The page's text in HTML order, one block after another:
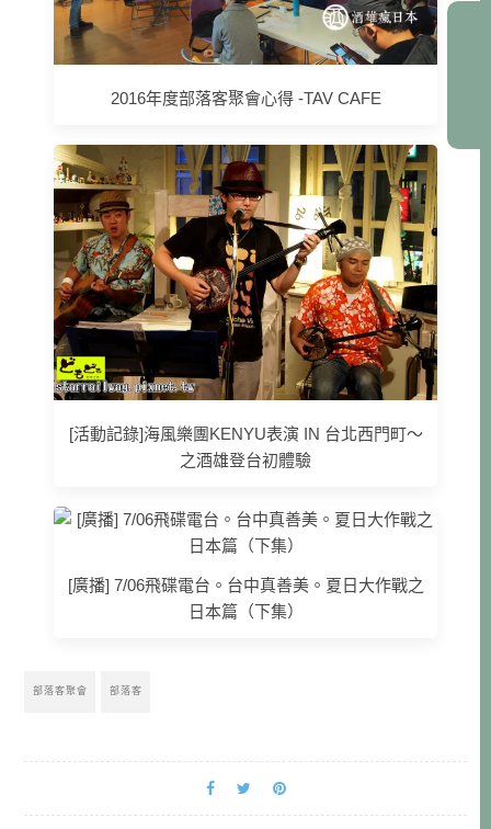
2016年度部落客聚會心得 -TAV CAFE
[活動記錄]海風樂團KENYU表演 IN 台北西門町～
之酒雄登台初體驗
[廣播] 7/06飛碟電台。台中真善美。夏日大作戰之
日本篇（下集）
部落客聚會 部落客